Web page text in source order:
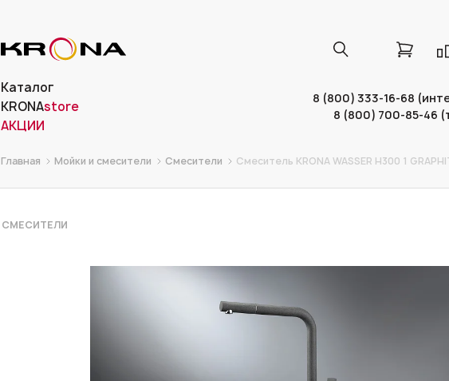
Каталог
KRONAstore
АКЦИИ
8 (800) 333-16-68
8 (800) 700-85-46
Главная Мойки и смесители Смесители Смеситель KRONA WASSER H300 1
СМЕСИТЕЛИ